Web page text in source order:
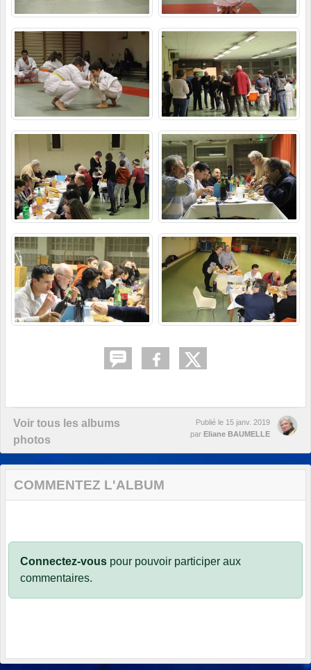
Voir tous les albums
photos
Publié le 15 janv. 2019
par Eliane BAUMELLE
COMMENTEZ L'ALBUM
Connectez-vous pour pouvoir participer aux
commentaires.